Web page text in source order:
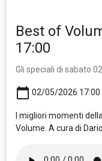
Best of
17:00
Gli speciali di sabato
calendar_today 02/05/2026 17:00
I migliori momenti
Volume. A cura di